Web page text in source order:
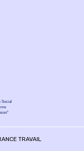
Social
TRAVAIL